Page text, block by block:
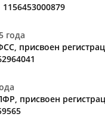
года
присвоен
присвоен